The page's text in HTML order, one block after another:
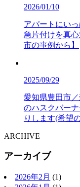
2026/01/10
アパートにい
急片付けを真
市の事例から】
2025/09/29
愛知県豊田市
のハスクバー
りします(希望
ARCHIVE
アーカイブ
2026年2月 (1)